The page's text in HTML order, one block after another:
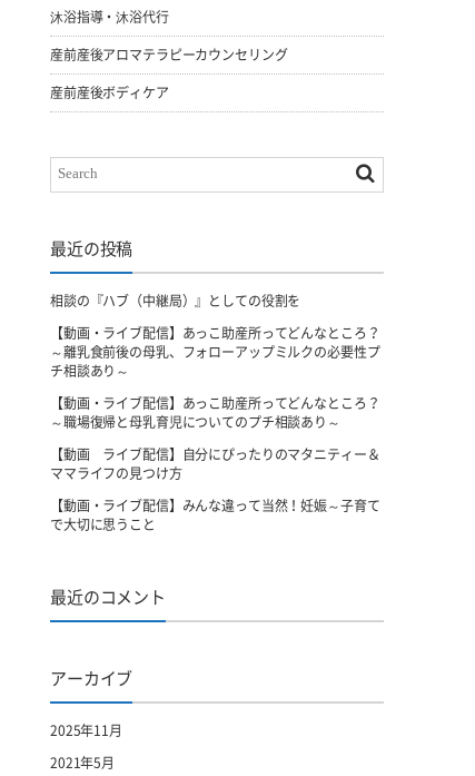
沐浴指導・沐浴代行
産前産後アロマテラピーカウンセリング
産前産後ボディケア
最近の投稿
相談の『ハブ（中継局）』としての役割を
【動画・ライブ配信】あっこ助産所ってどんなところ？
～離乳食前後の母乳、フォローアップミルクの必要性プ
チ相談あり～
【動画・ライブ配信】あっこ助産所ってどんなところ？
～職場復帰と母乳育児についてのプチ相談あり～
【動画 ライブ配信】自分にぴったりのマタニティー＆
ママライフの見つけ方
【動画・ライブ配信】みんな違って当然！妊娠～子育て
で大切に思うこと
最近のコメント
アーカイブ
2025年11月
2021年5月